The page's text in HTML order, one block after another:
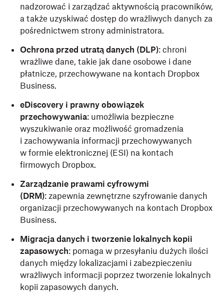
nadzorować i zarządzać aktywnością pracowników,
a także uzyskiwać dostęp do wrażliwych danych za
pośrednictwem strony administratora.
Ochrona przed utratą danych (DLP): chroni
wrażliwe dane, takie jak dane osobowe i dane
płatnicze, przechowywane na kontach Dropbox
Business.
eDiscovery i prawny obowiązek
przechowywania: umożliwia bezpieczne
wyszukiwanie oraz możliwość gromadzenia
i zachowywania informacji przechowywanych
w formie elektronicznej (ESI) na kontach
firmowych Dropbox.
Zarządzanie prawami cyfrowymi
(DRM): zapewnia zewnętrzne szyfrowanie danych
organizacji przechowywanych na kontach Dropbox
Business.
Migracja danych i tworzenie lokalnych kopii
zapasowych: pomaga w przesyłaniu dużych ilości
danych między lokalizacjami i zabezpieczeniu
wrażliwych informacji poprzez tworzenie lokalnych
kopii zapasowych danych.